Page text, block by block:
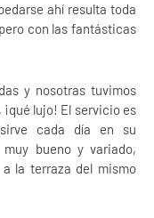
ahí resulta toda
con las fantásticas
y nosotras tuvimos
lujo! El servicio es
cada día en su
bueno y variado,
la terraza del mismo